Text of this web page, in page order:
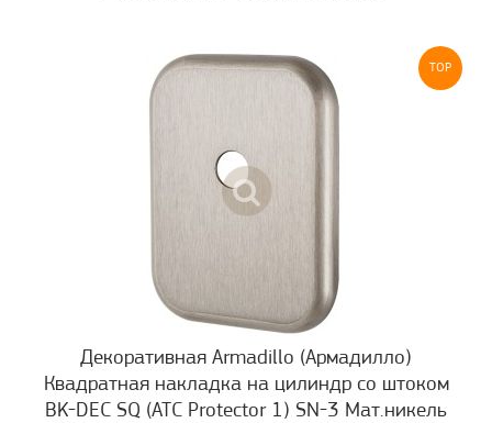
TOP
Декоративная Armadillo (Армадилло)
Квадратная накладка на цилиндр со штоком
BK-DEC SQ (ATC Protector 1) SN-3 Мат.никель